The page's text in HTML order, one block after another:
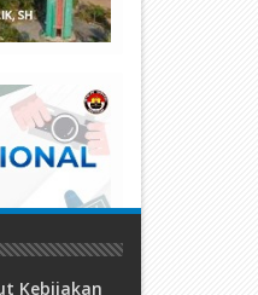
Baja Batam Diduga “Cuci”
Lewat Rokok
Kebijakan